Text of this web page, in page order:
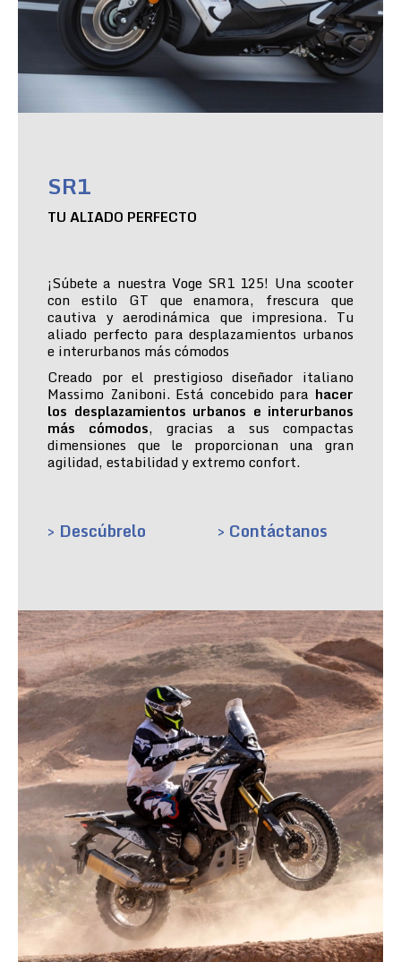
SR1
TU ALIADO PERFECTO
¡Súbete a nuestra Voge SR1 125! Una scooter
con estilo GT que enamora, frescura que
cautiva y aerodinámica que impresiona. Tu
aliado perfecto para desplazamientos urbanos
e interurbanos más cómodos
Creado por el prestigioso diseñador italiano
Massimo Zaniboni. Está concebido para hacer
los desplazamientos urbanos e interurbanos
más cómodos, gracias a sus compactas
dimensiones que le proporcionan una gran
agilidad, estabilidad y extremo confort.
> Descúbrelo > Contáctanos